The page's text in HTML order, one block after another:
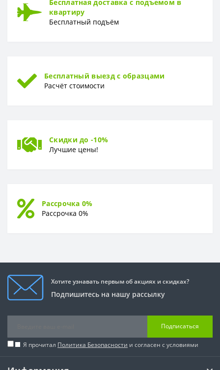
Бесплатная доставка с подъемом в
квартиру
Бесплатный подъём
Бесплатный выезд с образцами
Расчёт стоимости
Скидки до -10%
Лучшие цены!
Рассрочка 0%
Рассрочка 0%
Хотите узнавать первым об акциях и скидках?
Подпишитесь на нашу рассылку
Подписаться
Я прочитал Политика Безопасности и согласен с условиями